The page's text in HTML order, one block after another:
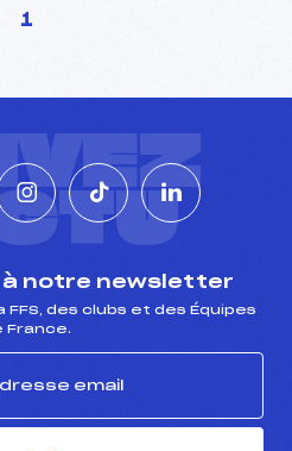
1
à notre newsletter
FFS, des clubs et des Équipes
France.